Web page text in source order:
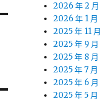
2026 年 2 月
2026 年 1 月
2025 年 11 月
2025 年 9 月
2025 年 8 月
2025 年 7 月
2025 年 6 月
2025 年 5 月